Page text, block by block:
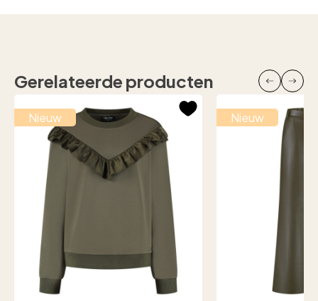
Gerelateerde producten
Nieuw Nieuw